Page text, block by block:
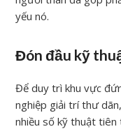
yếu nó.
Đón đầu kỹ
Để duy trì khu vực
nghiệp giải trí thư
nhiều số kỹ thuật tiên